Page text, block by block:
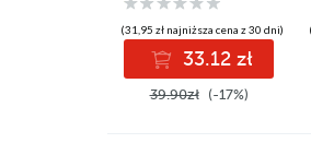
(31,95 zł najniższa cena z 30 dni)
33.12 zł
39.90zł (-17%)